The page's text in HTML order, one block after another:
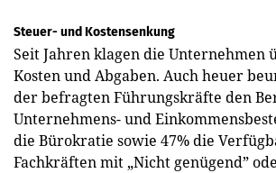
Steuer- und Kostensenkung
Seit Jahren klagen die Unternehmen
Kosten und Abgaben. Auch heuer
der befragten Führungskräfte den
Unternehmens- und
die Bürokratie sowie 47% die
Fachkräften mit „Nicht genügend”